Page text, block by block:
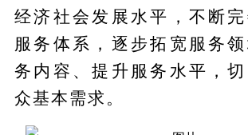
经济社会发展水平，不断
服务体系，逐步拓宽服务
务内容、提升服务水平，
众基本需求。